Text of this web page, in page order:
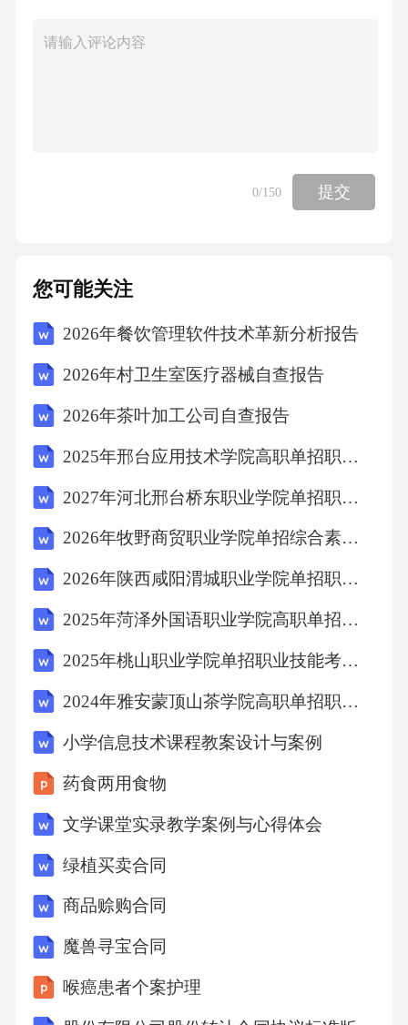
且甲方有权解除合同并要求赔偿损失。
总计为人民币_______元（大写：____________
______元整），含税价格。费用包含但不限于
等。
2、付款方式：
款的30%作为预付款，乙方需提供等额发票；
（2）打桩工程完成____%后，甲方支付至合同
总价款的40%，乙方需提供进度确认单及发票；
（3）竣工验收合格后，甲方支付至合同总价款
的50%，乙方需提供完整结算资料及发票；
（4）质保期满无争议后，甲方支付剩余5%质保
金。
3、税费承担：如需开具增值税专用发票，税金
由甲方承担，乙方需在收到款项后____日内开
具等额发票。
五、违约责任
1、若甲方无正当理由逾期支付任何款项，每逾
期一日，应按逾期金额的千分之一向乙方支付
违约金，但累计违约金不超过合同总价款的1
0/150 提交
您可能关注
2026年餐饮管理软件技术革新分析报告
2026年村卫生室医疗器械自查报告
2026年茶叶加工公司自查报告
2025年邢台应用技术学院高职单招职业适应性测试考试模拟试卷附答案详解（研优卷）
2027年河北邢台桥东职业学院单招职业技能考试模拟试卷附答案详解（巩固）
2026年牧野商贸职业学院单招综合素质考试题库及答案详解【考点梳理】
2026年陕西咸阳渭城职业学院单招职业技能考试题库带答案详解（达标题）
2025年菏泽外国语职业学院高职单招职业适应性测试考试题库含完整答案详解【历年真题】
2025年桃山职业学院单招职业技能考试题库带答案详解（能力提升）
2024年雅安蒙顶山茶学院高职单招职业技能考试模拟试卷含答案详解（培优）
小学信息技术课程教案设计与案例
药食两用食物
文学课堂实录教学案例与心得体会
绿植买卖合同
商品赊购合同
魔兽寻宝合同
喉癌患者个案护理